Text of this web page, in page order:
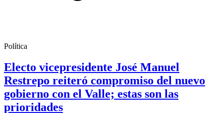
Política
Electo vicepresidente José Manuel
Restrepo reiteró compromiso del nuevo
gobierno con el Valle; estas son las
prioridades